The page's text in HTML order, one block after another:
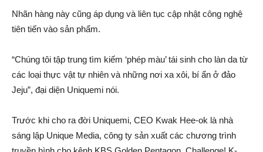
Nhãn hàng này cũng áp dụng và liên tục cập nhật công nghệ
tiên tiến vào sản phẩm.
“Chúng tôi tập trung tìm kiếm ‘phép màu’ tái sinh cho làn da từ
các loại thực vật tự nhiên và những nơi xa xôi, bí ẩn ở đảo
Jeju”, đại diện Uniquemi nói.
Trước khi cho ra đời Uniquemi, CEO Kwak Hee-ok là nhà
sáng lập Unique Media, công ty sản xuất các chương trình